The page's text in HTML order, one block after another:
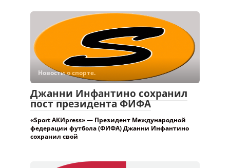
Джанни Инфантино сохранил
пост президента ФИФА
«Sport АКИpress» — Президент Международной
федерации футбола (ФИФА) Джанни Инфантино
сохранил свой